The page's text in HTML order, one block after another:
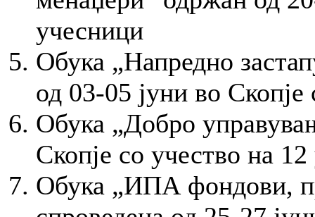
учесници
Обука „Напредно
од 03-05 јуни во
Обука „Добро
Скопје со учество на
Обука „ИПА фондови,